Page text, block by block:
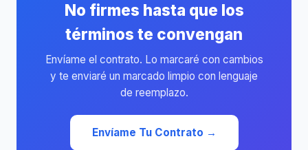
No firmes hasta que los
términos te convengan
Envíame el contrato. Lo marcaré con cambios
y te enviaré un marcado limpio con lenguaje
de reemplazo.
Envíame Tu Contrato →